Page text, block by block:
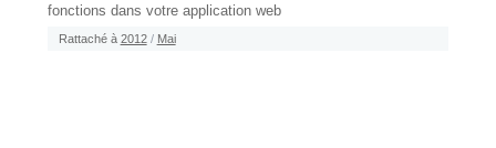
fonctions dans votre application web
Rattaché à 2012 / Mai